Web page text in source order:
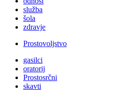
služba
šola
zdravje
Prostovoljstvo
gasilci
oratorij
Prostosrčni
skavti